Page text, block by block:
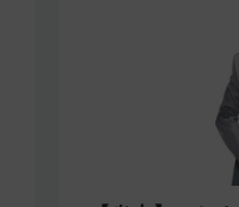
【光害】ホロ
ブで改造ペン